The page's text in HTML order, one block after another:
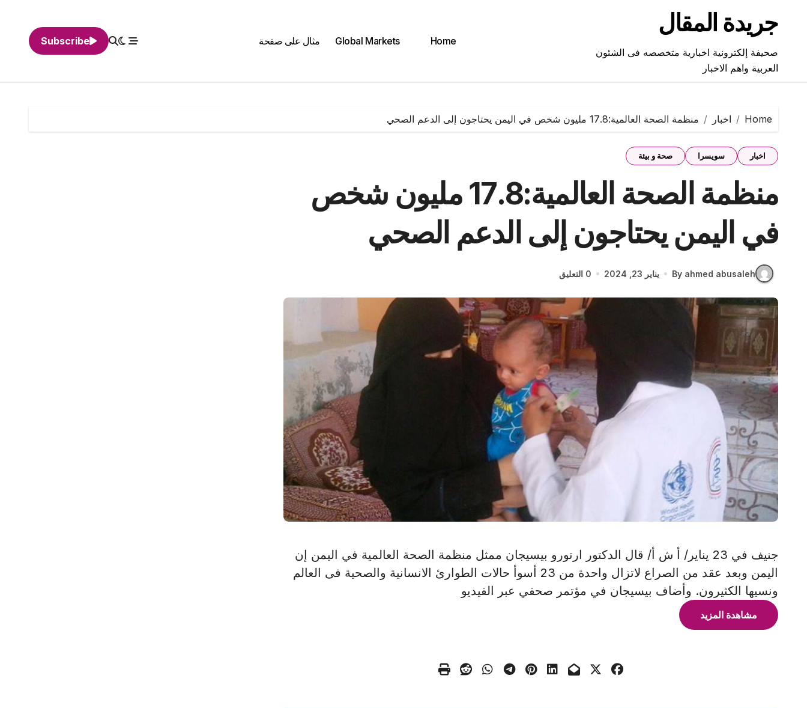
contentجريدة المقال
صحيفة إلكترونية اخبارية متخصصه فى الشئون
العربية واهم الاخبار
Home
Global Markets مثال على صفحة Subscribe
Home اخبار منظمة الصحة العالمية:17.8 مليون شخص في اليمن يحتاجون إلى الدعم الصحي
اخبار سويسرا صحة و بيئة
منظمة الصحة العالمية:17.8 مليون شخص
في اليمن يحتاجون إلى الدعم الصحي
By ahmed abusaleh يناير 23, 2024 0 التعليق
جنيف في 23 يناير/ أ ش أ/ قال الدكتور ارتورو بيسيجان ممثل منظمة الصحة العالمية في اليمن إن
اليمن وبعد عقد من الصراع لاتزال واحدة من 23 أسوأ حالات الطوارئ الانسانية والصحية فى العالم
ونسيها الكثيرون. وأضاف بيسيجان في مؤتمر صحفي عبر الفيديو
مشاهدة المزيد